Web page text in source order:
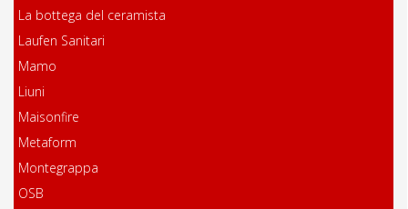
La bottega del ceramista
Laufen Sanitari
Mamo
Liuni
Maisonfire
Metaform
Montegrappa
OSB